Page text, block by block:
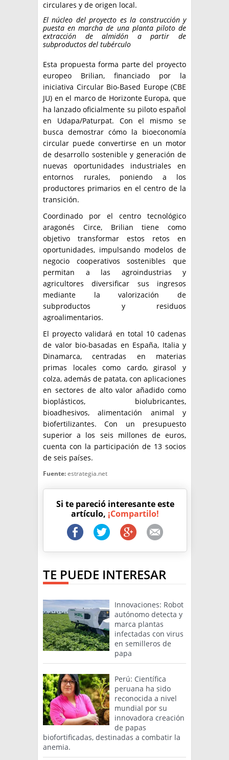
circulares y de origen local.
El núcleo del proyecto es la construcción y
puesta en marcha de una planta piloto de
extracción de almidón a partir de
subproductos del tubérculo
Esta propuesta forma parte del proyecto
europeo Brilian, financiado por la
iniciativa Circular Bio-Based Europe (CBE
JU) en el marco de Horizonte Europa, que
ha lanzado oficialmente su piloto español
en Udapa/Paturpat. Con el mismo se
busca demostrar cómo la bioeconomía
circular puede convertirse en un motor
de desarrollo sostenible y generación de
nuevas oportunidades industriales en
entornos rurales, poniendo a los
productores primarios en el centro de la
transición.
Coordinado por el centro tecnológico
aragonés Circe, Brilian tiene como
objetivo transformar estos retos en
oportunidades, impulsando modelos de
negocio cooperativos sostenibles que
permitan a las agroindustrias y
agricultores diversificar sus ingresos
mediante la valorización de
subproductos y residuos
agroalimentarios.
El proyecto validará en total 10 cadenas
de valor bio-basadas en España, Italia y
Dinamarca, centradas en materias
primas locales como cardo, girasol y
colza, además de patata, con aplicaciones
en sectores de alto valor añadido como
bioplásticos, biolubricantes,
bioadhesivos, alimentación animal y
biofertilizantes. Con un presupuesto
superior a los seis millones de euros,
cuenta con la participación de 13 socios
de seis países.
Fuente:estrategia.net
Si te pareció interesante este
artículo, ¡Compartilo!
TE PUEDE INTERESAR
Innovaciones: Robot
autónomo detecta y
marca plantas
infectadas con virus
en semilleros de
papa
Perú: Científica
peruana ha sido
reconocida a nivel
mundial por su
innovadora creación
de papas
biofortificadas, destinadas a combatir la
anemia.